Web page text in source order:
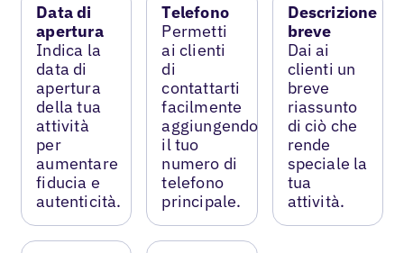
Data di
apertura
Indica la
data di
apertura
della tua
attività
per
aumentare
fiducia e
autenticità.
Telefono
Permetti
ai clienti
di
contattarti
facilmente
aggiungendo
il tuo
numero di
telefono
principale.
Descrizione
breve
Dai ai
clienti un
breve
riassunto
di ciò che
rende
speciale la
tua
attività.